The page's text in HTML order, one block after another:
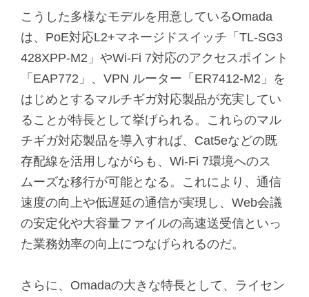
こうした多様なモデルを用意しているOmada
は、PoE対応L2+マネージドスイッチ「TL-SG3
428XPP-M2」やWi-Fi 7対応のアクセスポイント
「EAP772」、VPN ルーター「ER7412-M2」を
はじめとするマルチギガ対応製品が充実してい
ることが特長として挙げられる。これらのマル
チギガ対応製品を導入すれば、Cat5eなどの既
存配線を活用しながらも、Wi-Fi 7環境へのス
ムーズな移行が可能となる。これにより、通信
速度の向上や低遅延の通信が実現し、Web会議
の安定化や大容量ファイルの高速送受信といっ
た業務効率の向上につなげられるのだ。
さらに、Omadaの大きな特長として、ライセン